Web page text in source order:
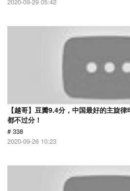
【越哥】豆瓣9.4分，中国最好的主旋
都不过分！
# 338
2020-09-26 10:23